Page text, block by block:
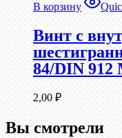
В корзину
Винт c
84/DIN 912
2,00 ₽
Вы смотрели